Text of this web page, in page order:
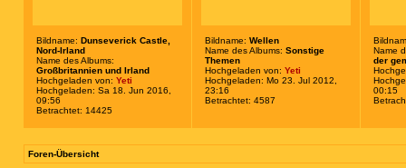
Bildname: Dunseverick Castle,
Nord-Irland
Name des Albums:
Großbritannien und Irland
Hochgeladen von: Yeti
Hochgeladen: Sa 18. Jun 2016,
09:56
Betrachtet: 14425
Bildname: Wellen
Name des Albums: Sonstige
Themen
Hochgeladen von: Yeti
Hochgeladen: Mo 23. Jul 2012,
23:16
Betrachtet: 4587
Name
der
00:15
Foren-Übersicht